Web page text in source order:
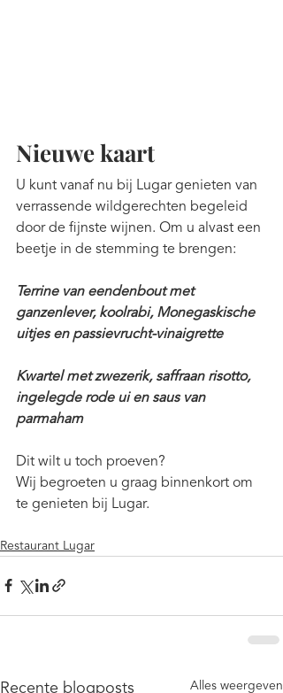
Nieuwe kaart
U kunt vanaf nu bij Lugar genieten van
verrassende wildgerechten begeleid
door de fijnste wijnen. Om u alvast een
beetje in de stemming te brengen:
Terrine van eendenbout met
ganzenlever, koolrabi, Monegaskische
uitjes en passievrucht-vinaigrette
Kwartel met zwezerik, saffraan risotto,
ingelegde rode ui en saus van
parmaham
Dit wilt u toch proeven?
Wij begroeten u graag binnenkort om
te genieten bij Lugar.
Restaurant Lugar
Recente blogposts Alles weergeven